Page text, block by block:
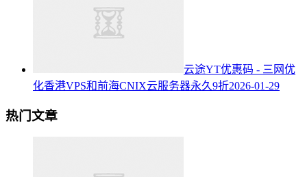
云途YT优惠码 - 三网优
化香港VPS和前海CNIX云服务器永久9折2026-01-29
热门文章